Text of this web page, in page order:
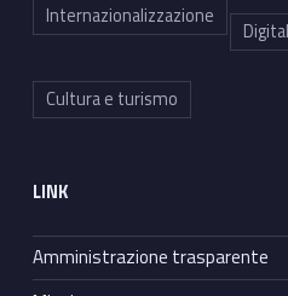
Internazionalizzazione
Cultura e turismo
LINK
Amministrazione trasparente